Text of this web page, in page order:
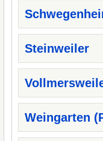
Steinweiler
Weingarten